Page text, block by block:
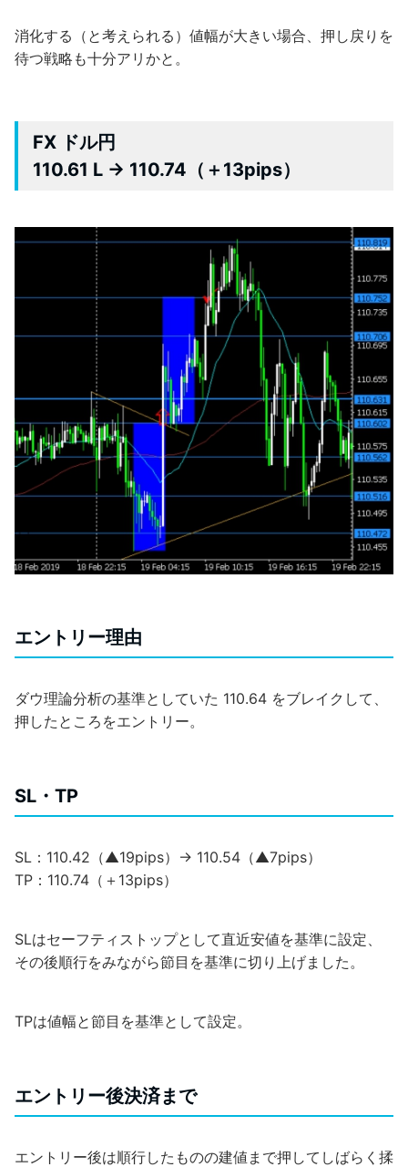
消化する（と考えられる）値幅が大きい場合、押し戻りを
待つ戦略も十分アリかと。
FX ドル円
110.61 L → 110.74（＋13pips）
エントリー理由
ダウ理論分析の基準としていた 110.64 をブレイクして、
押したところをエントリー。
SL・TP
SL：110.42（▲19pips）→ 110.54（▲7pips）
TP：110.74（＋13pips）
SLはセーフティストップとして直近安値を基準に設定、
その後順行をみながら節目を基準に切り上げました。
TPは値幅と節目を基準として設定。
エントリー後決済まで
エントリー後は順行したものの建値まで押してしばらく揉